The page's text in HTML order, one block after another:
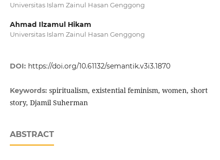
Universitas Islam Zainul Hasan Genggong
Ahmad Ilzamul Hikam
Universitas Islam Zainul Hasan Genggong
DOI: https://doi.org/10.61132/semantik.v3i3.1870
Keywords: spiritualism, existential feminism, women, short
story, Djamil Suherman
ABSTRACT